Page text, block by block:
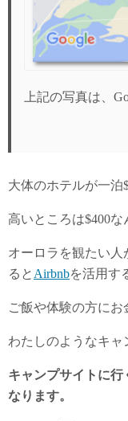
上記の写真は、
大体のホテルが一泊
高いところは$400な
オーロラを観たい
ると Airbnbを活用す
ご飯や体験の方にお
わたしのようなキャ
キャンプサイトに行
なります。